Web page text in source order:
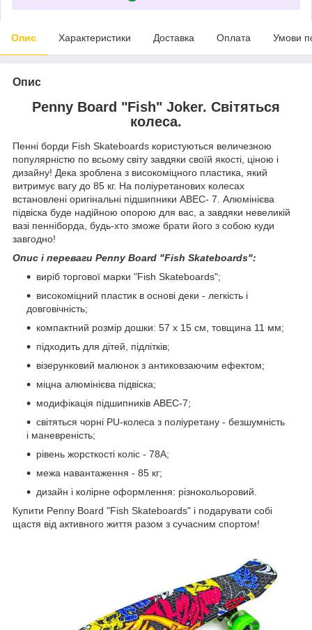
Опис Характеристики Доставка Оплата Умови
Опис
Penny Board "Fish" Joker. Світяться
колеса.
Пенні борди Fish Skateboards користуються величезною
популярністю по всьому світу завдяки своїй якості, ціною і
дизайну! Дека зроблена з високоміцного пластика, який
витримує вагу до 85 кг. На поліуретанових колесах
встановлені оригінальні підшипники АВЕС- 7. Алюмінієва
підвіска буде надійною опорою для вас, а завдяки невеликій
вазі пенніборда, будь-хто зможе брати його з собою куди
завгодно!
Опис і переваги Penny Board "Fish Skateboards":
виріб торгової марки "Fish Skateboards";
високоміцний пластик в основі деки - легкість і
довговічність;
компактний розмір дошки: 57 х 15 см, товщина 11 мм;
підходить для дітей, підлітків;
візерунковий малюнок з антиковзаючим ефектом;
міцна алюмінієва підвіска;
модифікація підшипників ABEC-7;
світяться чорні PU-колеса з поліуретану - безшумність
і маневреність;
рівень жорсткості коліс - 78А;
межа навантаження - 85 кг;
дизайн і колірне оформлення: різнокольоровий.
Купити Penny Board "Fish Skateboards" і подарувати собі
щастя від активного життя разом з сучасним спортом!